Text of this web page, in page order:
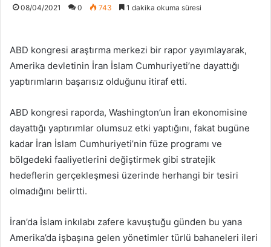
08/04/2021 0 743 1 dakika okuma süresi
ABD kongresi araştırma merkezi bir rapor yayımlayarak,
Amerika devletinin İran İslam Cumhuriyeti’ne dayattığı
yaptırımların başarısız olduğunu itiraf etti.
ABD kongresi raporda, Washington’un İran ekonomisine
dayattığı yaptırımlar olumsuz etki yaptığını, fakat bugüne
kadar İran İslam Cumhuriyeti’nin füze programı ve
bölgedeki faaliyetlerini değiştirmek gibi stratejik
hedeflerin gerçekleşmesi üzerinde herhangi bir tesiri
olmadığını belirtti.
İran’da İslam inkılabı zafere kavuştuğu günden bu yana
Amerika’da işbaşına gelen yönetimler türlü bahaneleri ileri